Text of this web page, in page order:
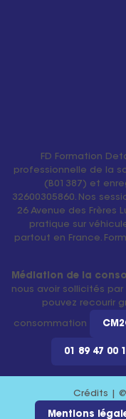
FD Formation
professionnelle de la
(B01387) et
32600305860. Nos
26 Avenue des Frères
pratique sur
partout en France.
Médiation de la
nous avoir sollicités
pouvez recourir
consommation
01 89 47 00
Crédits |
Mentions